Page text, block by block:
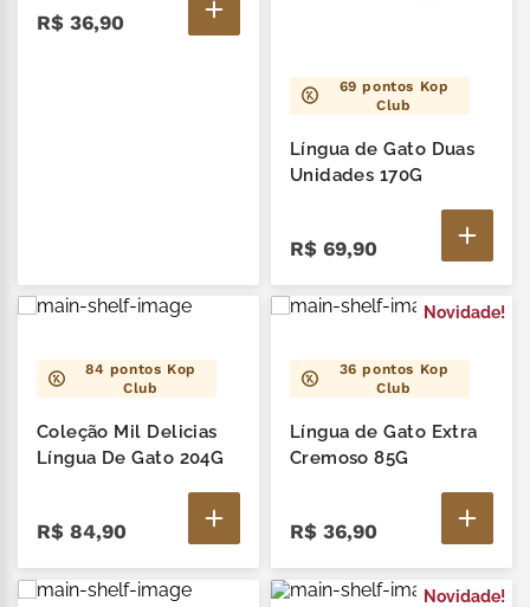
R$ 36,90
69 pontos Kop
Club
Língua de Gato Duas
Unidades 170G
R$ 69,90
84 pontos Kop
Club
Coleção Mil Delicias
Língua De Gato 204G
R$ 84,90
Novidade!
36 pontos Kop
Club
Língua de Gato Extra
Cremoso 85G
R$ 36,90
Novidade!